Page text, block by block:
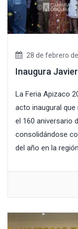
28 de febrero
Inaugura
La Feria Apizaco
acto inaugural
el 160 aniversario
consolidándose
del año en la